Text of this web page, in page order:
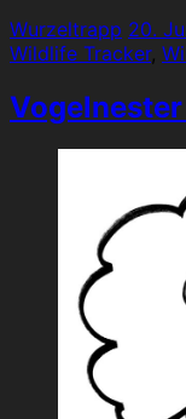
Wurzeltrapp 20.
Wildlife Tracker,